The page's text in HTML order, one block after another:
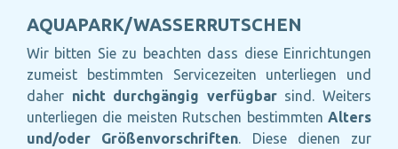
AQUAPARK/WASSERRUTSCHEN
Wir bitten Sie zu beachten dass diese Einrichtungen
zumeist bestimmten Servicezeiten unterliegen und
daher nicht durchgängig verfügbarsind. Weiters
unterliegen die meisten Rutschen bestimmten Alters
und/oder Größenvorschriften. Diese dienen zur